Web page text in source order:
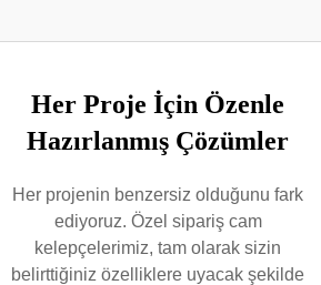
Her Proje İçin Özenle
Hazırlanmış Çözümler
Her projenin benzersiz olduğunu fark
ediyoruz. Özel sipariş cam
kelepçelerimiz, tam olarak sizin
belirttiğiniz özelliklere uyacak şekilde